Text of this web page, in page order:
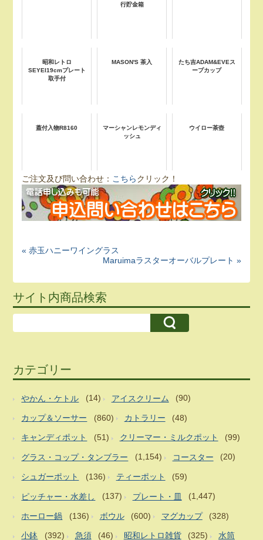
行貯金箱
昭和レトロ
SEYEI19cmプレート
取手付
MASON'S 茶入
たち吉ADAM&EVEス
ープカップ
蓋付入物R8160
マーシャンレモンディ
ッシュ
ウイロー茶壺
ご注文及び問い合わせ： こちらクリック！
« 赤玉ハニーワイングラス
Maruimaラスターオーバルプレート »
サイト内商品検索
カテゴリー
やかん・ケトル (14) アイスクリーム (90)
カップ＆ソーサー (860) カトラリー (48)
キャンディポット (51) クリーマー・ミルクポット (99)
グラス・コップ・タンブラー (1,154) コースター (20)
シュガーポット (136) ティーポット (59)
ピッチャー・水差し (137) プレート・皿 (1,447)
ホーロー鍋 (136) ボウル (600) マグカップ (328)
小鉢 (392) 急須 (46) 昭和レトロ雑貨 (325) 水筒